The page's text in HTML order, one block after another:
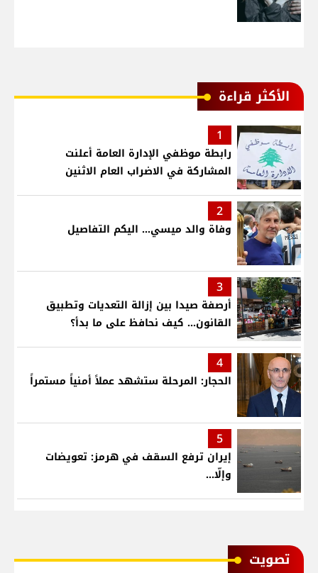
الأكثر قراءة
1
رابطة موظفي الإدارة العامة أعلنت
المشاركة في الاضراب العام الاثنين
2
وفاة والد ميسي... اليكم التفاصيل
3
أرصفة صيدا بين إزالة التعديات وتطبيق
القانون... كيف نحافظ على ما بدأ؟
4
الحجار: المرحلة ستشهد عملاً أمنياً مستمراً
5
إيران ترفع السقف في هرمز: تعويضات
وإلّا...
ﺗﺼﻮﻳﺖ